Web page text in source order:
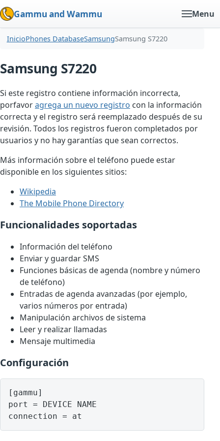
Gammu and Wammu Menu
InicioPhones DatabaseSamsungSamsung S7220
Samsung S7220
Si este registro contiene información incorrecta,
porfavoragrega un nuevo registro con la información
correcta y el registro será reemplazado después de su
revisión. Todos los registros fueron completados por
usuarios y no hay garantías que sean correctos.
Más información sobre el teléfono puede estar
disponible en los siguientes sitios:
Wikipedia
The Mobile Phone Directory
Funcionalidades soportadas
Información del teléfono
Enviar y guardar SMS
Funciones básicas de agenda (nombre y número
de teléfono)
Entradas de agenda avanzadas (por ejemplo,
varios números por entrada)
Manipulación archivos de sistema
Leer y realizar llamadas
Mensaje multimedia
Configuración
[gammu]
port = DEVICE NAME